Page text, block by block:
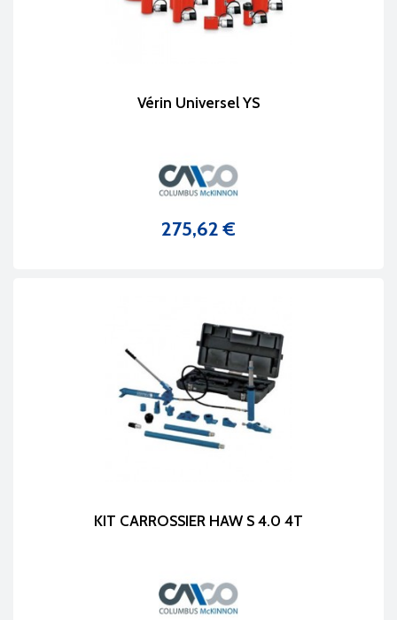
Vérin Universel YS
Prix
275,62 €
KIT CARROSSIER HAW S 4.0 4T